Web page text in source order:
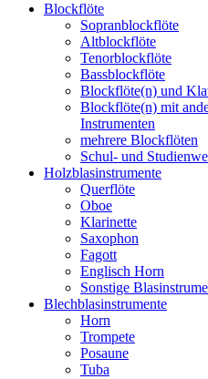
Blockflöte
Sopranblockflöte
Altblockflöte
Tenorblockflöte
Bassblockflöte
Blockflöte(n) und
Blockflöte(n) mit
Instrumenten
mehrere Blockflöten
Schul- und
Holzblasinstrumente
Querflöte
Oboe
Klarinette
Saxophon
Fagott
Englisch Horn
Sonstige
Blechblasinstrumente
Horn
Trompete
Posaune
Tuba